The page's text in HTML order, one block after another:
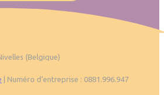
(Belgique)
| Numéro d’entreprise : 0881.996.947